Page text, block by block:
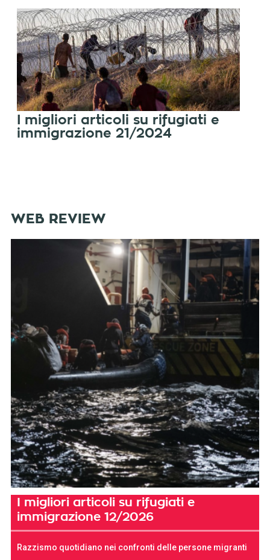
I migliori articoli su rifugiati e
immigrazione 21/2024
WEB REVIEW
I migliori articoli su rifugiati e
immigrazione 12/2026
Razzismo quotidiano nei confronti delle persone migranti